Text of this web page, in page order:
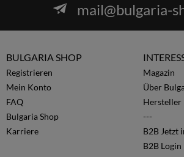
mail@bulgaria-
BULGARIA SHOP
Registrieren
Mein Konto
FAQ
Bulgaria Shop
Karriere
Magazin
Über
Hersteller
---
B2B Jetzt
B2B Login